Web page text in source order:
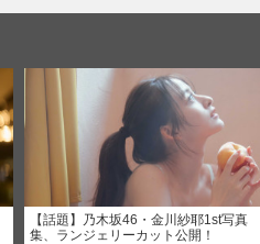
【話題】乃木坂46・金川紗耶1st写真
集、ランジェリーカット公開！